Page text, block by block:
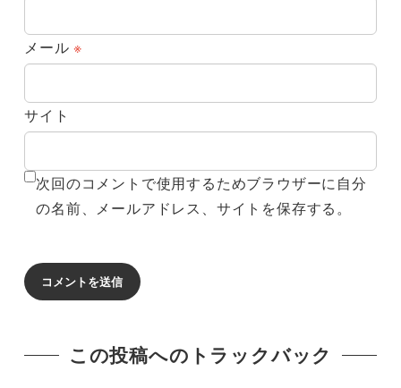
メール※
サイト
次回のコメントで使用するためブラウザーに自分
の名前、メールアドレス、サイトを保存する。
この投稿へのトラックバック